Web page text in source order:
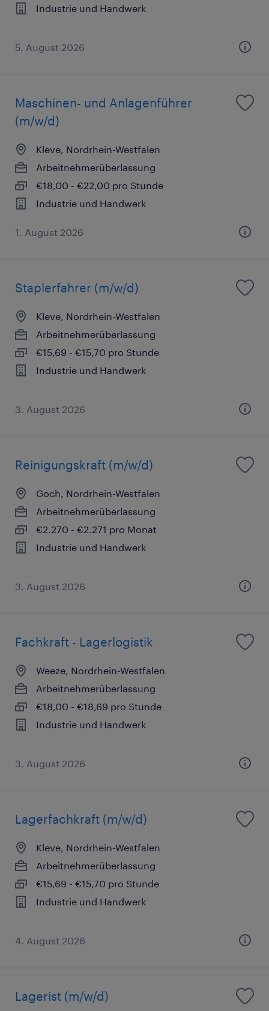
Industrie und Handwerk
5. August 2026
Maschinen- und Anlagenführer
(m/w/d)
Kleve, Nordrhein-Westfalen
Arbeitnehmerüberlassung
€18,00 - €22,00 pro Stunde
Industrie und Handwerk
1. August 2026
Staplerfahrer (m/w/d)
Kleve, Nordrhein-Westfalen
Arbeitnehmerüberlassung
€15,69 - €15,70 pro Stunde
Industrie und Handwerk
3. August 2026
Reinigungskraft (m/w/d)
Goch, Nordrhein-Westfalen
Arbeitnehmerüberlassung
€2.270 - €2.271 pro Monat
Industrie und Handwerk
3. August 2026
Fachkraft - Lagerlogistik
Weeze, Nordrhein-Westfalen
Arbeitnehmerüberlassung
€18,00 - €18,69 pro Stunde
Industrie und Handwerk
3. August 2026
Lagerfachkraft (m/w/d)
Kleve, Nordrhein-Westfalen
Arbeitnehmerüberlassung
€15,69 - €15,70 pro Stunde
Industrie und Handwerk
4. August 2026
Lagerist (m/w/d)